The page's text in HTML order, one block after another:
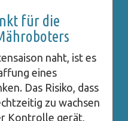
für die
naht, ist es
eines
Das Risiko, dass
zu wachsen
Kontrolle gerät,